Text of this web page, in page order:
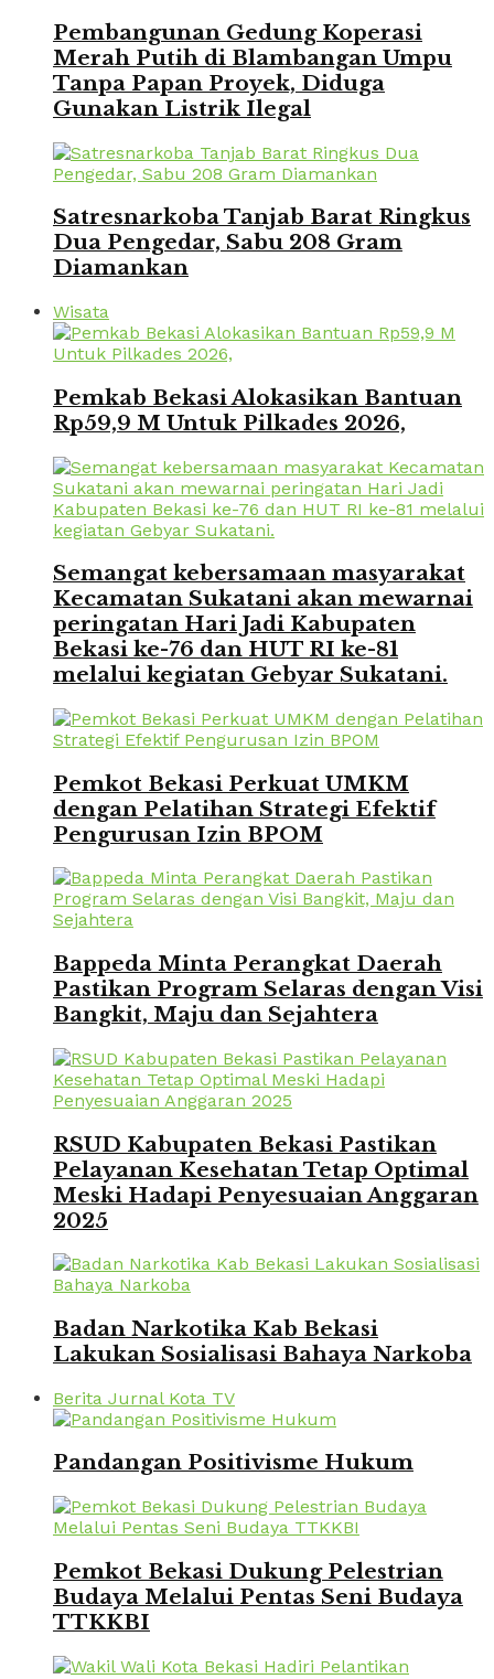
Pembangunan Gedung Koperasi
Merah Putih di Blambangan Umpu
Tanpa Papan Proyek, Diduga
Gunakan Listrik Ilegal
Satresnarkoba Tanjab Barat Ringkus
Dua Pengedar, Sabu 208 Gram
Diamankan
Wisata
Pemkab Bekasi Alokasikan Bantuan
Rp59,9 M Untuk Pilkades 2026,
Semangat kebersamaan masyarakat
Kecamatan Sukatani akan mewarnai
peringatan Hari Jadi Kabupaten
Bekasi ke-76 dan HUT RI ke-81
melalui kegiatan Gebyar Sukatani.
Pemkot Bekasi Perkuat UMKM
dengan Pelatihan Strategi Efektif
Pengurusan Izin BPOM
Bappeda Minta Perangkat Daerah
Pastikan Program Selaras dengan Visi
Bangkit, Maju dan Sejahtera
RSUD Kabupaten Bekasi Pastikan
Pelayanan Kesehatan Tetap Optimal
Meski Hadapi Penyesuaian Anggaran
2025
Badan Narkotika Kab Bekasi
Lakukan Sosialisasi Bahaya Narkoba
Berita Jurnal Kota TV
Pandangan Positivisme Hukum
Pemkot Bekasi Dukung Pelestrian
Budaya Melalui Pentas Seni Budaya
TTKKBI